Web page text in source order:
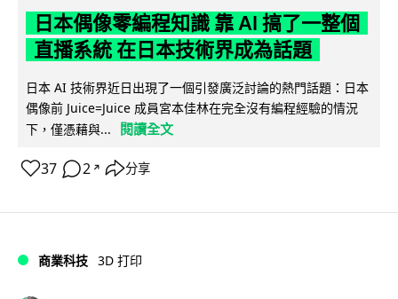
日本偶像零編程知識 靠 AI 搞了一整個
直播系統 在日本技術界成為話題
日本 AI 技術界近日出現了一個引發廣泛討論的熱門話題：日本
偶像前 Juice=Juice 成員宮本佳林在完全沒有編程經驗的情況
下，僅憑藉與...
閱讀全文
37 2 ↗ 分享
商業科技 3D 打印